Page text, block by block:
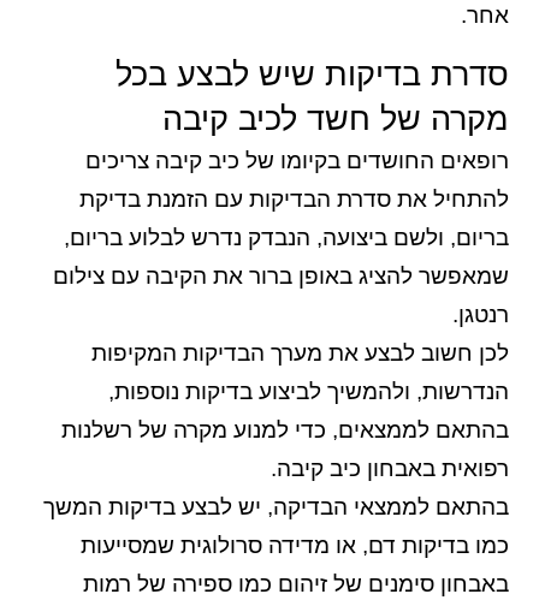
אחר.
סדרת בדיקות שיש לבצע בכל
מקרה של חשד לכיב קיבה
רופאים החושדים בקיומו של כיב קיבה צריכים
להתחיל את סדרת הבדיקות עם הזמנת בדיקת
בריום, ולשם ביצועה, הנבדק נדרש לבלוע בריום,
שמאפשר להציג באופן ברור את הקיבה עם צילום
רנטגן.
לכן חשוב לבצע את מערך הבדיקות המקיפות
הנדרשות, ולהמשיך לביצוע בדיקות נוספות,
בהתאם לממצאים, כדי למנוע מקרה של רשלנות
רפואית באבחון כיב קיבה.
בהתאם לממצאי הבדיקה, יש לבצע בדיקות המשך
כמו בדיקות דם, או מדידה סרולוגית שמסייעות
באבחון סימנים של זיהום כמו ספירה של רמות